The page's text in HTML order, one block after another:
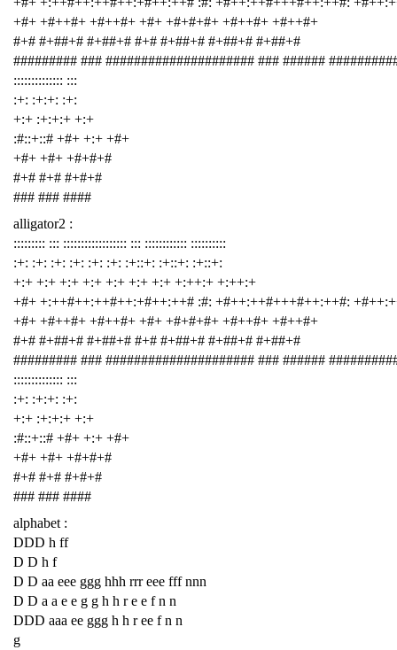
+#+ +#++#+ +#++#+ +#+ +#+#+#+ +#++#+ +#++#+
#+# #+##+# #+##+# #+# #+##+# #+##+# #+##+#
######### ### ##################### ### ######
:::::::::::::: :::
:+: :+:+: :+:
+:+ :+:+:+ +:+
:#::+::# +#+ +:+ +#+
+#+ +#+ +#+#+#
#+# #+# #+#+#
### ### ####
alligator2 :
::::::::: ::: :::::::::::::::::: ::: :::::::::::: ::::::::::
:+: :+: :+: :+: :+: :+: :+::+: :+::+: :+::+:
+:+ +:+ +:+ +:+ +:+ +:+ +:+ +:++:+ +:++:+
+#+ +:++#++:++#++:+#++:++# :#: +#++:++#+++#++:++#:
+#+ +#++#+ +#++#+ +#+ +#+#+#+ +#++#+ +#++#+
#+# #+##+# #+##+# #+# #+##+# #+##+# #+##+#
######### ### ##################### ### ######
:::::::::::::: :::
:+: :+:+: :+:
+:+ :+:+:+ +:+
:#::+::# +#+ +:+ +#+
+#+ +#+ +#+#+#
#+# #+# #+#+#
### ### ####
alphabet :
DDD h ff
D D h f
D D aa eee ggg hhh rrr eee fff nnn
D D a a e e g g h h r e e f n n
DDD aaa ee ggg h h r ee f n n
g